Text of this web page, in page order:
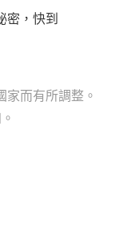
密，快到
而有所調整。